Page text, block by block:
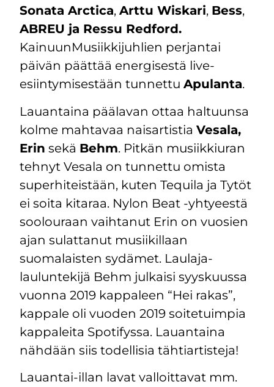
Sonata Arctica,Arttu Wiskari, Bess,
ABREU ja Ressu Redford.
KainuunMusiikkijuhlien perjantai
päivän päättää energisestä live-
esiintymisestään tunnettuApulanta.
Lauantaina päälavan ottaa haltuunsa
kolme mahtavaa naisartistiaVesala,
Erin sekä Behm. Pitkän musiikkiuran
tehnyt Vesala on tunnettu omista
superhiteistään, kuten Tequila ja Tytöt
ei soita kitaraa. Nylon Beat -yhtyeestä
soolouraan vaihtanut Erin on vuosien
ajan sulattanut musiikillaan
suomalaisten sydämet. Laulaja-
lauluntekijä Behm julkaisi syyskuussa
vuonna 2019 kappaleen “Hei rakas”,
kappale oli vuoden 2019 soitetuimpia
kappaleita Spotifyssa. Lauantaina
nähdään siis todellisia tähtiartisteja!
Lauantai-illan lavat valloittavat mm.